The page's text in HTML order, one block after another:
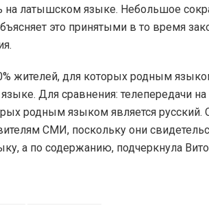
на латышском языке. Небольшое
это принятыми в то время
жителей, для которых родным
Для сравнения: телепередачи
родным языком является русский.
СМИ, поскольку они
а по содержанию, подчеркнула